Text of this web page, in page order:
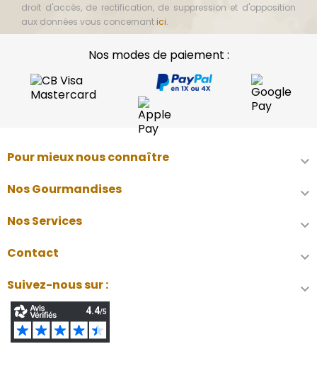
droit d'accès, de rectification, de suppression et d'opposition
aux données vous concernantici.
Nos modes de paiement :
Pour mieux nous connaître 
Nos Gourmandises 
Nos Services 
Contact 
Suivez-nous sur : 